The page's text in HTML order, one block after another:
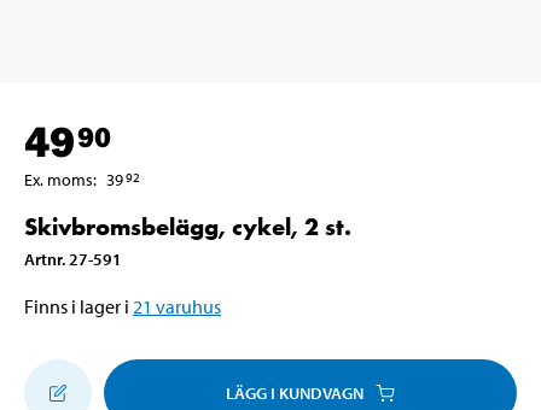
4990
Ex. moms: 3992
Skivbromsbelägg, cykel, 2 st.
Artnr. 27-591
Finns i lager i 21 varuhus
LÄGG I KUNDVAGN